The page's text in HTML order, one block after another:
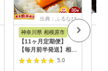
出典：ふるなび
神奈川県 相模原市
【11ヶ月定期便】
【毎月前半発送】相模
原市田名のおがわのた
まご ピンク卵 Mサ
5.0